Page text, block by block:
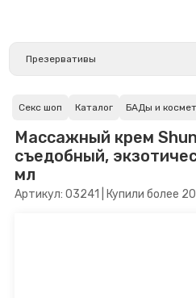
Секс шоп Каталог БАДы и
Массажный крем
съедобный,
мл
Артикул: 03241 | Купили более